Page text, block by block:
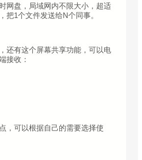
网盘，局域网内不限大小，超适
把1个文件发送给N个同事。
还有这个屏幕共享功能，可以电
接收：
，可以根据自己的需要选择使